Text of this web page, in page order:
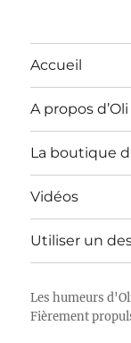
Accueil
A propos d’Oli
La boutique
Vidéos
Utiliser un
Les humeurs
Fièrement